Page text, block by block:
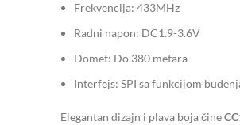
Frekvencija: 433MHz
Radni napon: DC1.9-3.6V
Domet: Do 380 metara
Interfejs: SPI sa funkcijom
Elegantan dizajn i plava boja čine